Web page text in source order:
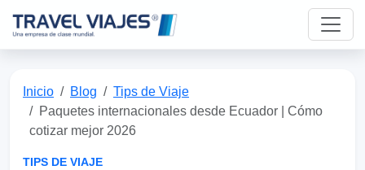
Inicio Blog
Tips de Viaje
Paquetes internacionales desde Ecuador | Cómo
cotizar mejor 2026
TIPS DE VIAJE